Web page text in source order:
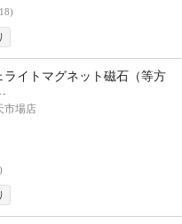
ライトマグネット磁石（等方
市場店